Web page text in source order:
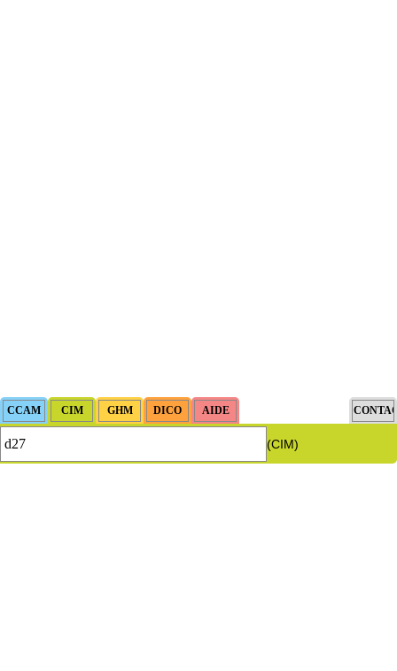
(CIM)